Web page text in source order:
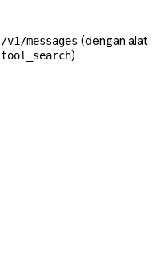
/v1/messages (dengan alat
tool_search)